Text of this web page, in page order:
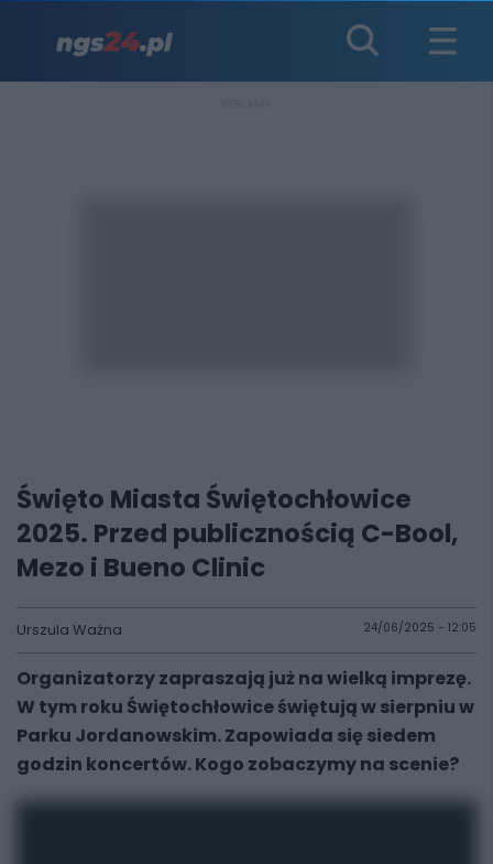
Święto Miasta Świętochłowice
2025. Przed publicznością C-Bool,
Mezo i Bueno Clinic
Urszula Ważna 24/06/2025 - 12:05
Organizatorzy zapraszają już na wielką imprezę.
W tym roku Świętochłowice świętują w sierpniu w
Parku Jordanowskim. Zapowiada się siedem
godzin koncertów. Kogo zobaczymy na scenie?